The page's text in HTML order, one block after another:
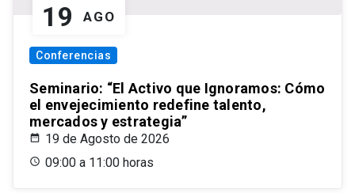
19 AGO
Conferencias
Seminario: “El Activo que Ignoramos: Cómo
el envejecimiento redefine talento,
mercados y estrategia”
19 de Agosto de 2026
09:00 a 11:00 horas